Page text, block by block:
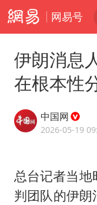
网易号
伊朗消息
在根本性
中国网
2026-05-19
总台记者当地
判团队的伊